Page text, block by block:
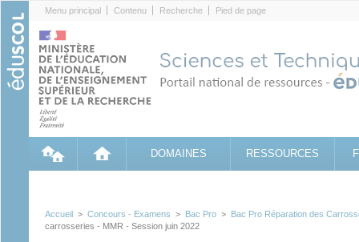
Menu principal Contenu Recherche Pied de page
DOMAINES RESSOURCES
Accueil > Concours - Examens > Bac Pro > Bac Pro Réparation des
carrosseries - MMR - Session juin 2022